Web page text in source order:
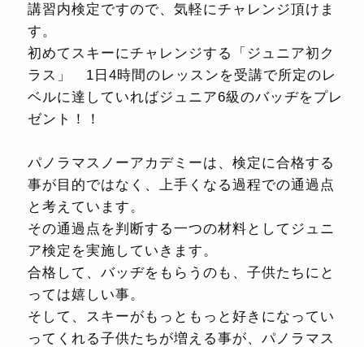
講習内検定ですので、気軽にチャレンジ頂けま
す。
初めてスキーにチャレンジする「ジュニア初ク
ラス」 1日4時間のレッスンを受講で所定のレ
ベルに達していればジュニア6級のバッヂをプレ
ゼント！！
パノラマスノーアカデミーは、検定に合格する
事が目的ではなく、上手くなる過程での通過点
と考えています。
その通過点を判断する一つの材料としてジュニ
ア検定を実施していきます。
合格して、バッヂをもらうのも、子供たちにと
っては嬉しい事。
そして、スキーがもっともっと好きになってい
ってくれる子供たちが増える事が、パノラマス